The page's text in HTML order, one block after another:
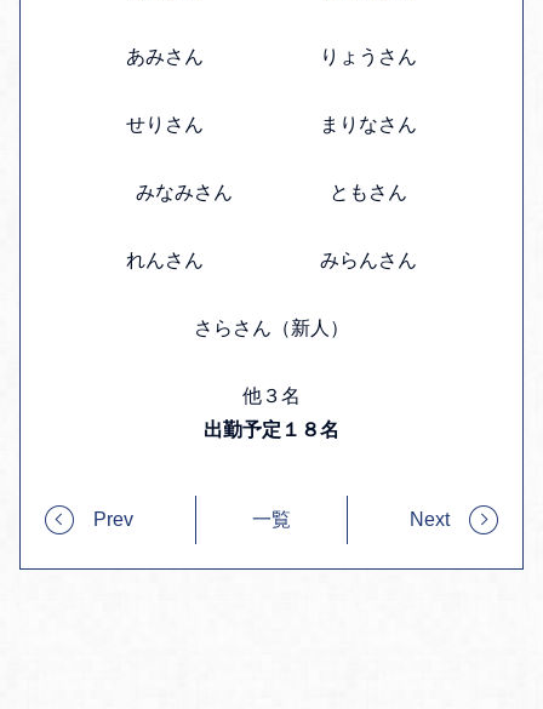
あみさん りょうさん
せりさん まりなさん
みなみさん ともさん
れんさん みらんさん
さらさん（新人）
他３名
出勤予定１８名
Prev 一覧 Next